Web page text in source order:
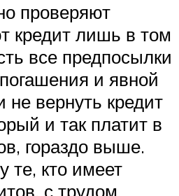
проверяют
кредит лишь в том
все предпосылки
и явной
не вернуть кредит
и так платит в
гораздо выше.
те, кто имеет
с трудом